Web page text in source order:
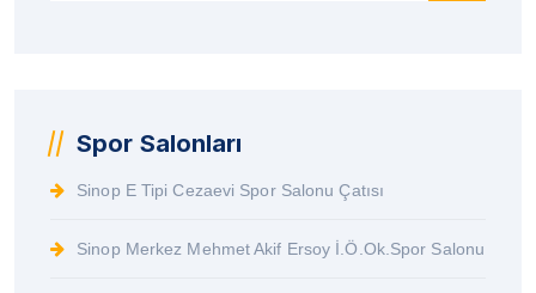
Spor Salonları
Sinop E Tipi Cezaevi Spor Salonu Çatısı
Sinop Merkez Mehmet Akif Ersoy İ.Ö.Ok.Spor Salonu